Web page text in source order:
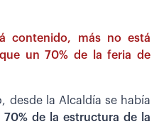
contenido, más no está
un 70% de la feria de
desde la Alcaldía se había
70% de la estructura de la